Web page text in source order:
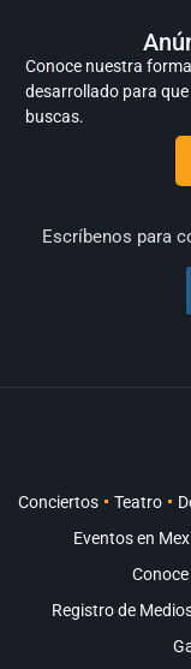
Conoce nuestra
desarrollado para
buscas.
Escríbenos para
Conciertos Teatro
Eventos en
Registro de